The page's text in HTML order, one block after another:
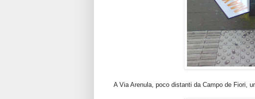
A Via Arenula, poco distanti da Campo de Fiori,